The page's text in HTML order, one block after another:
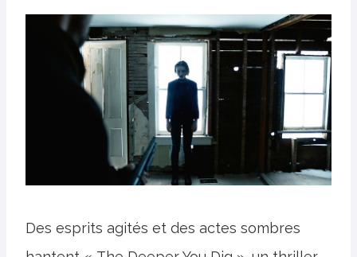
Des esprits agités et des actes sombres